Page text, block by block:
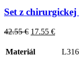
Set z chirurgickej
42.55€ 17.55 €
Materiál